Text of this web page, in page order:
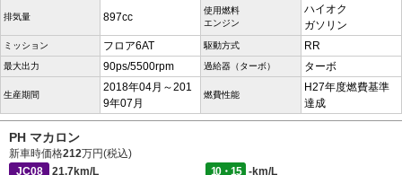
排気量 897cc
使用燃料
エンジン
ハイオク
ガソリン
ミッション フロア6AT 駆動方式 RR
最大出力 90ps/5500rpm 過給器（ターボ） ターボ
生産期間
2018年04月～201
9年07月
燃費性能
H27年度燃費基準
達成
PH マカロン
新車時価格212万円(税込)
JC08
21.7km/L 10・15 -km/L